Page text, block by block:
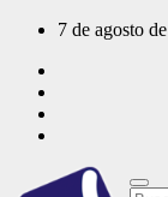
Saltar
contenido
7 de agosto